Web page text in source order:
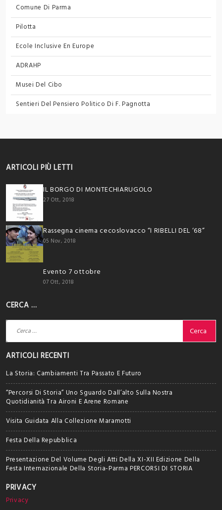
Comune Di Parma
Pilotta
Ecole Inclusive En Europe
ADRAHP
Musei Del Cibo
Sentieri Del Pensiero Politico Di F. Pagnotta
ARTICOLI PIÙ LETTI
IL BORGO DI MONTECHIARUGOLO
27 Ott, 2018
Rassegna cinema cecoslovacco “I RIBELLI DEL ‘68”
05 Nov, 2018
Evento 7 ottobre
07 Ott, 2018
CERCA …
Ricerca
per:
ARTICOLI RECENTI
La Storia: Cambiamenti Tra Passato E Futuro
“Percorsi Di Storia” Uno Sguardo Dall’alto Sulla Nostra
Quotidianità Tra Aironi E Arene Romane
Visita Guidata Alla Collezione Maramotti
Festa Della Repubblica
Presentazione Del Volume Degli Atti Della XI-XII Edizione Della
Festa Internazionale Della Storia-Parma PERCORSI DI STORIA
PRIVACY
Privacy